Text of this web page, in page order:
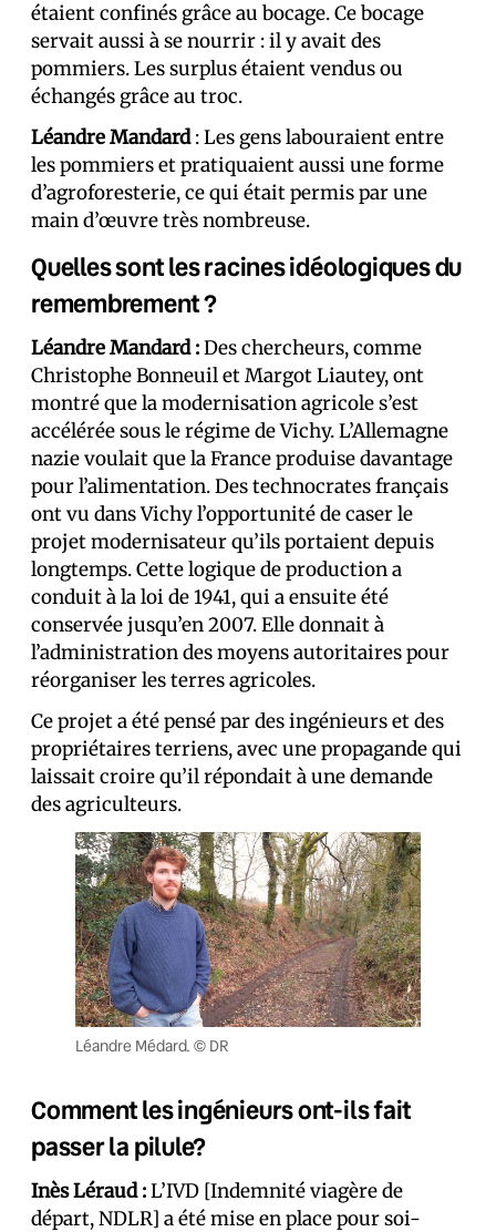
étaient confinés grâce au bocage. Ce bocage
servait aussi à se nourrir : il y avait des
pommiers. Les surplus étaient vendus ou
échangés grâce au troc.
Léandre Mandard: Les gens labouraient entre
les pommiers et pratiquaient aussi une forme
d’agroforesterie, ce qui était permis par une
main d’œuvre très nombreuse.
Quelles sont les racines idéologiques du
remembrement ?
Léandre Mandard :Des chercheurs, comme
Christophe Bonneuil et Margot Liautey, ont
montré que la modernisation agricole s’est
accélérée sous le régime de Vichy. L’Allemagne
nazie voulait que la France produise davantage
pour l’alimentation. Des technocrates français
ont vu dans Vichy l’opportunité de caser le
projet modernisateur qu’ils portaient depuis
longtemps. Cette logique de production a
conduit à la loi de 1941, qui a ensuite été
conservée jusqu’en 2007. Elle donnait à
l’administration des moyens autoritaires pour
réorganiser les terres agricoles.
Ce projet a été pensé par des ingénieurs et des
propriétaires terriens, avec une propagande qui
laissait croire qu’il répondait à une demande
des agriculteurs.
Léandre Médard. © DR
Comment les ingénieurs ont-ils fait
passer la pilule?
Inès Léraud :L’IVD [Indemnité viagère de
départ, NDLR] a été mise en place pour soi-